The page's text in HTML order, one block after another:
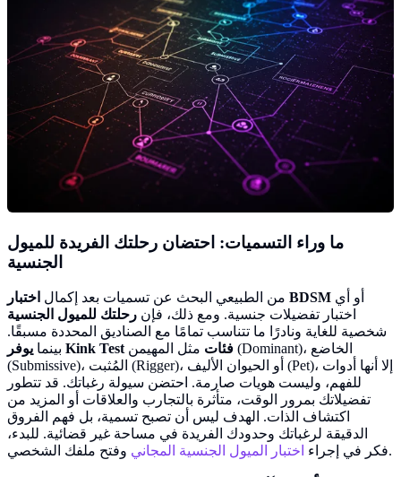
ما وراء التسميات: احتضان رحلتك الفريدة للميول
الجنسية
من الطبيعي البحث عن تسميات بعد إكمال اختبار BDSM
اختبار تفضيلات جنسية. ومع ذلك، فإن رحلتك للميول الجنسية
شخصية للغاية ونادرًا ما تتناسب تمامًا مع الصناديق المحددة مسبقًا.
بينما
يوفر Kink Test فئات مثل المهيمن (Dominant)، الخاضع
(Submissive)، المُثبت (Rigger)، أو الحيوان الأليف (Pet)، إلا أنها أدوات
للفهم، وليست هويات صارمة. احتضن سيولة رغباتك. قد تتطور
تفضيلاتك بمرور الوقت، متأثرة بالتجارب والعلاقات أو المزيد من
اكتشاف الذات. الهدف ليس أن تصبح تسمية، بل فهم الفروق
الدقيقة لرغباتك وحدودك الفريدة في مساحة غير قضائية. للبدء،
فكر في إجراء اختبار الميول الجنسية المجاني وفتح ملفك الشخصي.